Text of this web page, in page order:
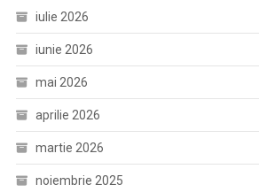
iulie 2026
iunie 2026
mai 2026
aprilie 2026
martie 2026
noiembrie 2025